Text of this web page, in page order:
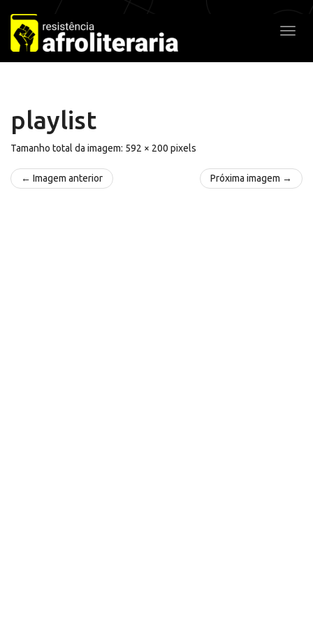
Pular
para
o
conteúdo
playlist
Tamanho total da imagem: 592 × 200 pixels
← Imagem anterior Próxima imagem →